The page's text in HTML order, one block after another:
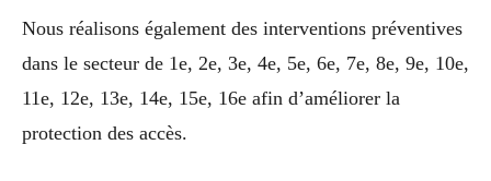
Nous réalisons également des interventions préventives
dans le secteur de 1e, 2e, 3e, 4e, 5e, 6e, 7e, 8e, 9e, 10e,
11e, 12e, 13e, 14e, 15e, 16e afin d’améliorer la
protection des accès.